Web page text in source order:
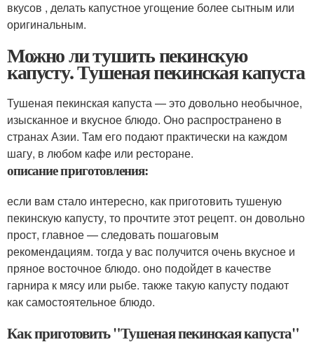
вкусов , делать капустное угощение более сытным или
оригинальным.
Можно ли тушить пекинскую
капусту. Тушеная пекинская капуста
Тушеная пекинская капуста — это довольно необычное,
изысканное и вкусное блюдо. Оно распространено в
странах Азии. Там его подают практически на каждом
шагу, в любом кафе или ресторане.
описание приготовления:
если вам стало интересно, как приготовить тушеную
пекинскую капусту, то прочтите этот рецепт. он довольно
прост, главное — следовать пошаговым
рекомендациям. тогда у вас получится очень вкусное и
пряное восточное блюдо. оно подойдет в качестве
гарнира к мясу или рыбе. также такую капусту подают
как самостоятельное блюдо.
Как приготовить "Тушеная пекинская капуста"